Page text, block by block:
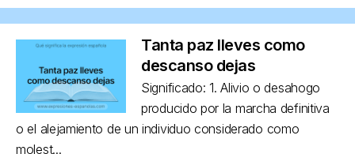
Tanta paz lleves como
descanso dejas
Significado: 1. Alivio o desahogo
producido por la marcha definitiva
o el alejamiento de un individuo considerado como
molest...